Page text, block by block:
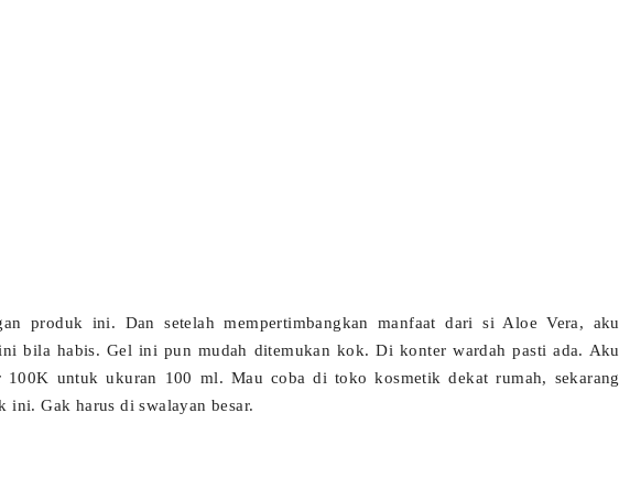
produk ini. Dan setelah mempertimbangkan manfaat dari si Aloe Vera, aku
bila habis. Gel ini pun mudah ditemukan kok. Di konter wardah pasti ada. Aku
untuk ukuran 100 ml. Mau coba di toko kosmetik dekat rumah, sekarang
Gak harus di swalayan besar.